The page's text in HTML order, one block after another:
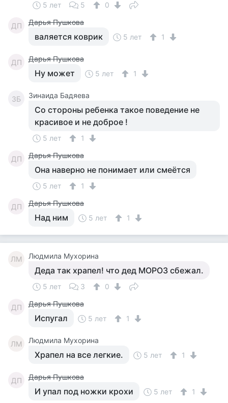
5 лет 5 0
ДП Дарья Пушкова
валяется коврик 5 лет 1
ДП Дарья Пушкова
Ну может 5 лет 1
ЗБ Зинаида Бадяева
Со стороны ребенка такое поведение не
красивое и не доброе !
5 лет 1
ДП Дарья Пушкова
Она наверно не понимает или смеётся
5 лет 1
ДП Дарья Пушкова
Над ним 5 лет 1
ЛМ Людмила Мухорина
Деда так храпел! что дед МОРОЗ сбежал.
5 лет 3 0
ДП Дарья Пушкова
Испугал 5 лет 1
ЛМ Людмила Мухорина
Храпел на все легкие. 5 лет 1
ДП Дарья Пушкова
И упал под ножки крохи 5 лет 1